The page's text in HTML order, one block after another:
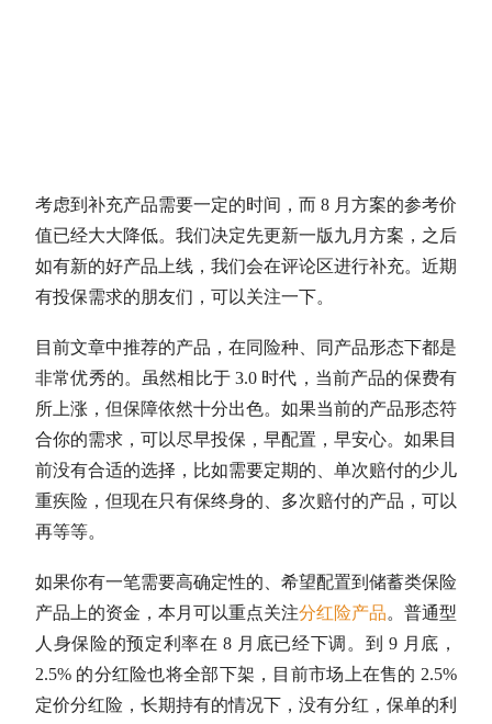
考虑到补充产品需要一定的时间，而 8 月方案的参考价
值已经大大降低。我们决定先更新一版九月方案，之后
如有新的好产品上线，我们会在评论区进行补充。近期
有投保需求的朋友们，可以关注一下。
目前文章中推荐的产品，在同险种、同产品形态下都是
非常优秀的。虽然相比于 3.0 时代，当前产品的保费有
所上涨，但保障依然十分出色。如果当前的产品形态符
合你的需求，可以尽早投保，早配置，早安心。如果目
前没有合适的选择，比如需要定期的、单次赔付的少儿
重疾险，但现在只有保终身的、多次赔付的产品，可以
再等等。
如果你有一笔需要高确定性的、希望配置到储蓄类保险
产品上的资金，本月可以重点关注分红险产品。普通型
人身保险的预定利率在 8 月底已经下调。到 9 月底，
2.5% 的分红险也将全部下架，目前市场上在售的 2.5%
定价分红险，长期持有的情况下，没有分红 ，保单的利